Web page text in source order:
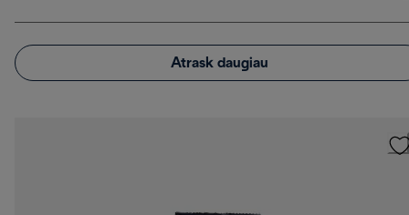
Atrask daugiau